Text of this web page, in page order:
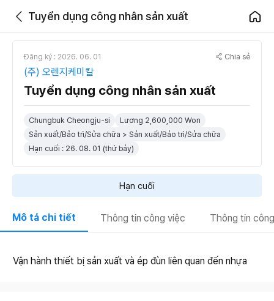
Tuyển dụng công nhân sản xuất
Đăng ký : 2026. 06. 01 Chia sẻ
(주) 오렌지케미칼
Tuyển dụng công nhân sản xuất
Chungbuk Cheongju-si
Lương 2,600,000 Won
Sản xuất/Bảo trì/Sửa chữa > Sản xuất/Bảo trì/Sửa chữa
Hạn cuối : 26. 08. 01 (thứ bảy)
Hạn cuối
Mô tả chi tiết Thông tin công việc Thông tin
Vận hành thiết bị sản xuất và ép đùn liên quan đến nhựa